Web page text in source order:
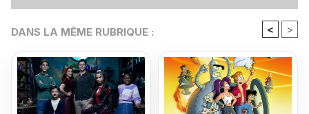
DANS LA MÊME RUBRIQUE : < >